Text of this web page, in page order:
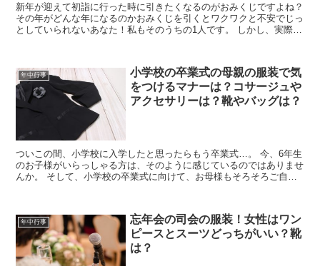
新年が迎えて初詣に行った時に引きたくなるのがおみくじですよね？
その年がどんな年になるのかおみくじを引くとワクワクと不安でじっ
としていられないあなた！私もそのうちの1人です。 しかし、実際に
年中行事
小学校の卒業式の母親の服装で気
をつけるマナーは？コサージュや
アクセサリーは？靴やバッグは？
ついこの間、小学校に入学したと思ったらもう卒業式…。 今、6年生
のお子様がいらっしゃる方は、そのように感じているのではありませ
んか。 そして、小学校の卒業式に向けて、お母様もそろそろご自分
年中行事
忘年会の司会の服装！女性はワン
ピースとスーツどっちがいい？靴
は？